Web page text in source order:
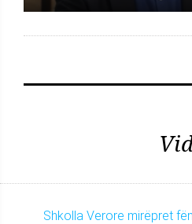
Shkolla Verore mirëpret